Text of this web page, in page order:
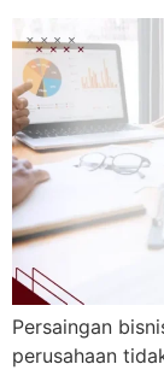
Persaingan
perusahaan